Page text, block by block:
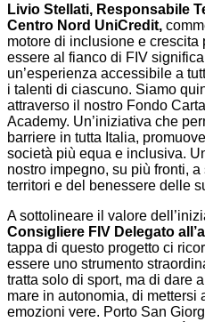
Livio Stellati, Responsabile
Centro Nord UniCredit,
motore di inclusione e
essere al fianco di FIV
un’esperienza accessibile a
i talenti di ciascuno. Siamo
attraverso il nostro Fondo
Academy. Un’iniziativa che
barriere in tutta Italia,
società più equa e inclusiva.
nostro impegno, su più fronti,
territori e del benessere delle
A sottolineare il valore
Consigliere FIV Delegato
tappa di questo progetto ci
essere uno strumento
tratta solo di sport, ma di dare
mare in autonomia, di mettersi
emozioni vere. Porto San